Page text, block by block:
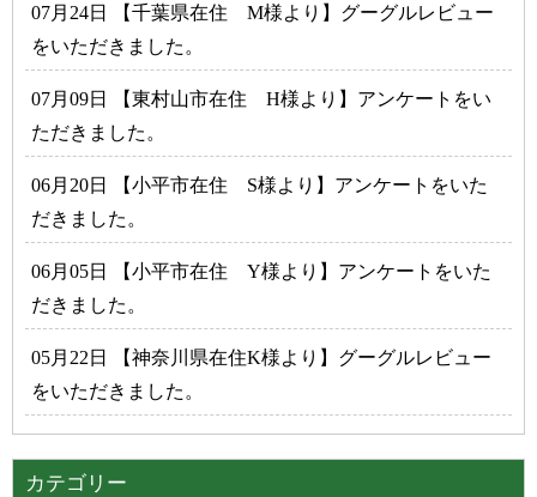
07月24日 【千葉県在住 M様より】グーグルレビュー
をいただきました。
07月09日 【東村山市在住 H様より】アンケートをい
ただきました。
06月20日 【小平市在住 S様より】アンケートをいた
だきました。
06月05日 【小平市在住 Y様より】アンケートをいた
だきました。
05月22日 【神奈川県在住K様より】グーグルレビュー
をいただきました。
カテゴリー